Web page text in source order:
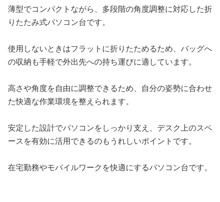
薄型でコンパクトながら、多段階の角度調整に対応した折
りたたみ式パソコン台です。
使用しないときはフラットに折りたためるため、バッグへ
の収納も手軽で外出先への持ち運びに適しています。
高さや角度を自由に調整できるため、自分の姿勢に合わせ
た快適な作業環境を整えられます。
安定した設計でパソコンをしっかり支え、デスク上のスペ
ースを有効に活用できるのもうれしいポイントです。
在宅勤務やモバイルワークを快適にするパソコン台です。